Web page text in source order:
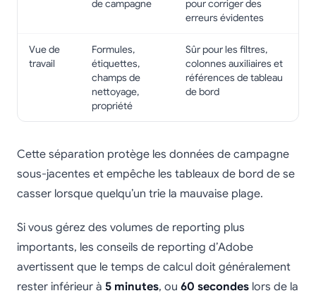
de campagne
pour corriger des
erreurs évidentes
Vue de
travail
Formules,
étiquettes,
champs de
nettoyage,
propriété
Sûr pour les filtres,
colonnes auxiliaires et
références de tableau
de bord
Cette séparation protège les données de campagne
sous-jacentes et empêche les tableaux de bord de se
casser lorsque quelqu’un trie la mauvaise plage.
Si vous gérez des volumes de reporting plus
importants, les conseils de reporting d’Adobe
avertissent que le temps de calcul doit généralement
rester inférieur à 5 minutes, ou 60 secondes lors de la